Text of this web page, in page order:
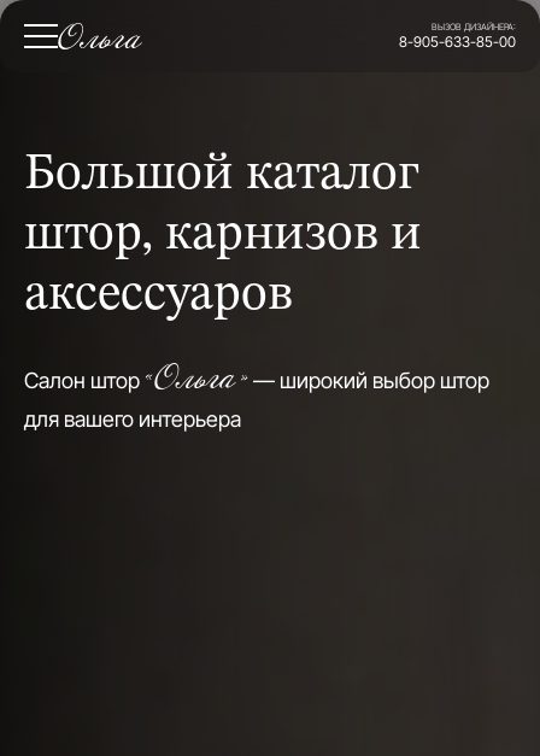
ВЫЗОВ ДИЗАЙНЕРА:
8-905-633-85-00
Большой каталог
штор, карнизов и
аксессуаров
Салон штор «Ольга»— широкий выбор штор
для вашего интерьера